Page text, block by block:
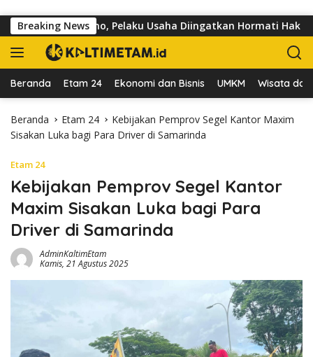
Breaking News
dr Sutomo, Pelaku Usaha Diingatkan Hormati Hak Pejalan
Beranda Etam 24 Ekonomi dan Bisnis UMKM Wisata dan
Beranda Etam 24
Kebijakan Pemprov Segel Kantor Maxim
Sisakan Luka bagi Para Driver di Samarinda
Etam 24
Kebijakan Pemprov Segel Kantor
Maxim Sisakan Luka bagi Para
Driver di Samarinda
AdminKaltimEtam
Kamis, 21 Agustus 2025